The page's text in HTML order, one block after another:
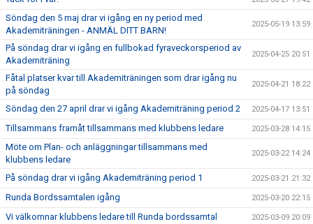
Söndag den 5 maj drar vi igång en ny period med
Akademiträningen - ANMÄL DITT BARN!
2025-05-19 13:59
På söndag drar vi igång en fullbokad fyraveckorsperiod av
Akademiträning
2025-04-25 20:51
Fåtal platser kvar till Akademiträningen som drar igång nu
på söndag
2025-04-21 18:22
Söndag den 27 april drar vi igång Akademiträning period 2 2025-04-17 13:51
Tillsammans framåt tillsammans med klubbens ledare 2025-03-28 14:15
Möte om Plan- och anläggningar tillsammans med
klubbens ledare
2025-03-22 14:24
På söndag drar vi igång Akademiträning period 1 2025-03-21 21:32
Runda Bordssamtalen igång 2025-03-20 22:15
Vi välkomnar klubbens ledare till Runda bordssamtal 2025-03-09 20:09